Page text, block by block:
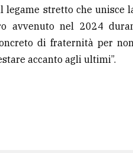
legame stretto che unisce
avvenuto nel 2024
di fraternità per
accanto agli ultimi”.